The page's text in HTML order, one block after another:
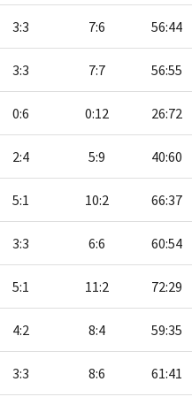
3:3 7:6 56:44
3:3 7:7 56:55
0:6 0:12 26:72
2:4 5:9 40:60
5:1 10:2 66:37
3:3 6:6 60:54
5:1 11:2 72:29
4:2 8:4 59:35
3:3 8:6 61:41